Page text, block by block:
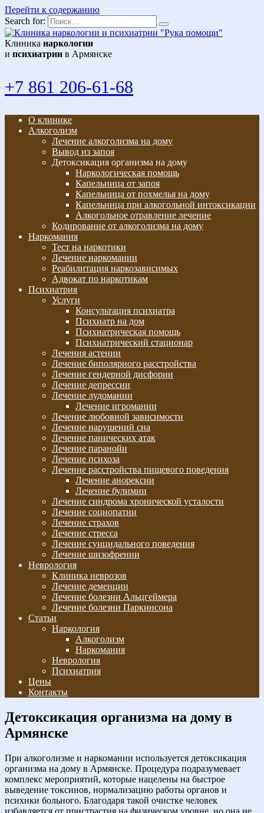
Перейти к содержанию
Search for:
Клиника наркологии
и психиатрии в Армянске
+7 861 206-61-68
О клинике
Алкоголизм
Лечение алкоголизма на дому
Вывод из запоя
Детоксикация организма на дому
Наркологическая помощь
Капельница от запоя
Капельница от похмелья на дому
Капельница при алкогольной интоксикации
Алкогольное отравление лечение
Кодирование от алкоголизма на дому
Наркомания
Тест на наркотики
Лечение наркомании
Реабилитация наркозависимых
Адвокат по наркотикам
Психиатрия
Услуги
Консультация психиатра
Психиатр на дом
Психиатрическая помощь
Психиатрический стационар
Лечения астении
Лечение биполярного расстройства
Лечение гендерной дисфории
Лечение депрессии
Лечение лудомании
Лечение игромании
Лечение любовной зависимости
Лечение нарушений сна
Лечение панических атак
Лечение паранойи
Лечение психоза
Лечение расстройства пищевого поведения
Лечение анорексии
Лечение булимии
Лечение синдрома хронической усталости
Лечение социопатии
Лечение страхов
Лечение стресса
Лечение суицидального поведения
Лечение шизофрении
Неврология
Клиника неврозов
Лечение деменции
Лечение болезни Альцгеймера
Лечение болезни Паркинсона
Статьи
Наркология
Алкоголизм
Наркомания
Неврология
Психиатрия
Цены
Контакты
Детоксикация организма на дому в
Армянске
При алкоголизме и наркомании используется детоксикация
организма на дому в Армянске. Процедура подразумевает
комплекс мероприятий, которые нацелены на быстрое
выведение токсинов, нормализацию работы органов и
психики больного. Благодаря такой очистке человек
избавляется от пристрастия на физическом уровне, но она не